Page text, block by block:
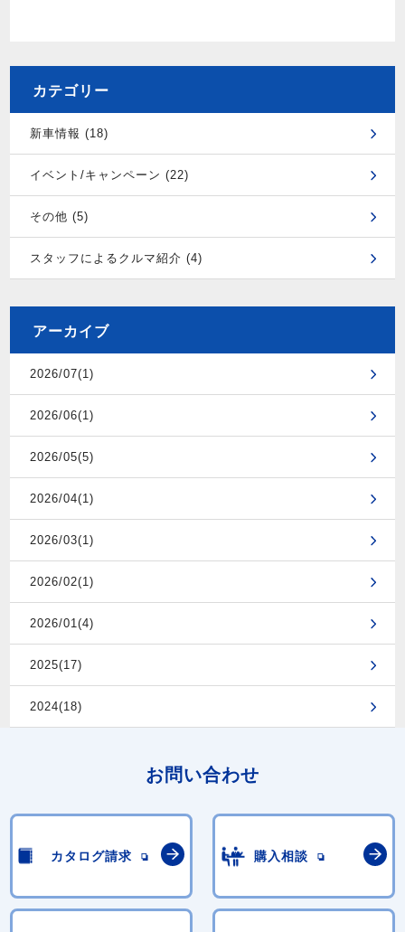
カテゴリー
新車情報 (18)
イベント/キャンペーン (22)
その他 (5)
スタッフによるクルマ紹介 (4)
アーカイブ
2026/07(1)
2026/06(1)
2026/05(5)
2026/04(1)
2026/03(1)
2026/02(1)
2026/01(4)
2025(17)
2024(18)
お問い合わせ
カタログ請求 購入相談